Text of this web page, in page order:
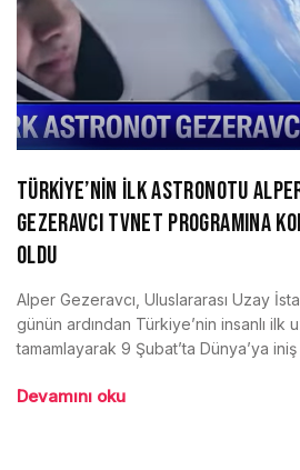
TÜRKİYE’NİN İLK ASTRONOTU
GEZERAVCI TVNET PROGRAMINA
OLDU
Alper Gezeravcı, Uluslararası Uzay
günün ardından Türkiye’nin insanlı ilk
tamamlayarak 9 Şubat’ta Dünya’ya iniş
Devamını oku